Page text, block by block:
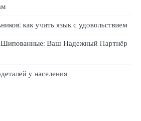
как учить язык с удовольствием
Ваш Надежный Партнёр
у населения